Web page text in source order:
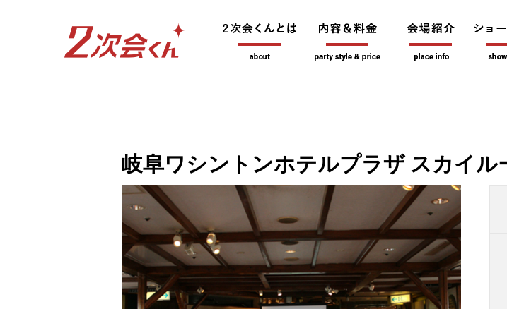
岐阜ワシントンホテルプラザ スカイル